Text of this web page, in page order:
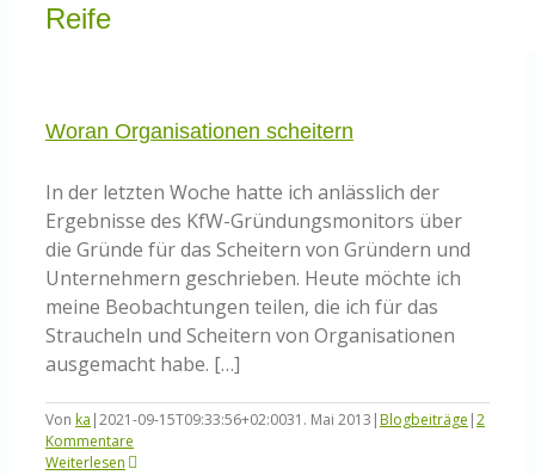
Knowledge Centered Service
Shop
Reife
Woran Organisationen scheitern
In der letzten Woche hatte ich anlässlich der
Ergebnisse des KfW-Gründungsmonitors über
die Gründe für das Scheitern von Gründern und
Unternehmern geschrieben. Heute möchte ich
meine Beobachtungen teilen, die ich für das
Straucheln und Scheitern von Organisationen
ausgemacht habe. […]
Von ka |2021-09-15T09:33:56+02:0031. Mai 2013 |Blogbeiträge |2
Kommentare
Weiterlesen